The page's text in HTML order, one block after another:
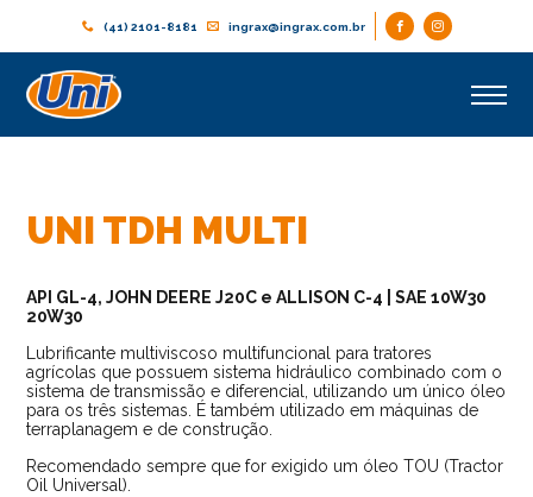
(41) 2101-8181 ingrax@ingrax.com.br
UNI TDH MULTI
API GL-4, JOHN DEERE J20C e ALLISON C-4 | SAE 10W30
20W30
Lubrificante multiviscoso multifuncional para tratores
agrícolas que possuem sistema hidráulico combinado com o
sistema de transmissão e diferencial, utilizando um único óleo
para os três sistemas. É também utilizado em máquinas de
terraplanagem e de construção.
Recomendado sempre que for exigido um óleo TOU (Tractor
Oil Universal).